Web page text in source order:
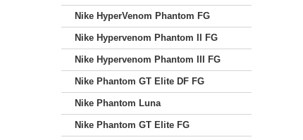
Nike HyperVenom Phantom FG
Nike Hypervenom Phantom II FG
Nike Hypervenom Phantom III FG
Nike Phantom GT Elite DF FG
Nike Phantom Luna
Nike Phantom GT Elite FG